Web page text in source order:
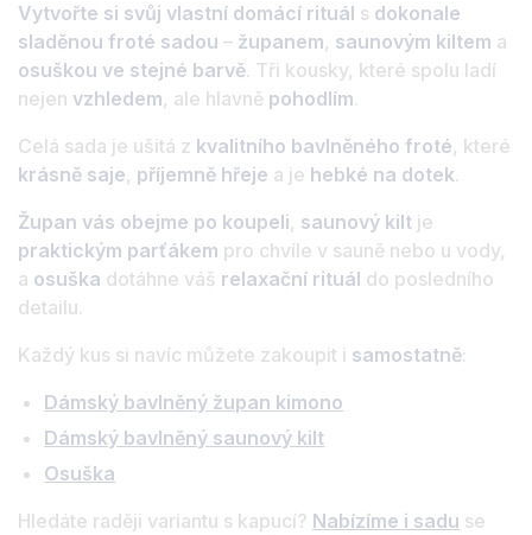
Vytvořte si svůj vlastní domácí rituál s dokonale
sladěnou froté sadou – županem, saunovým kiltem a
osuškou ve stejné barvě. Tři kousky, které spolu ladí
nejen vzhledem, ale hlavně pohodlím.
Celá sada je ušitá z kvalitního bavlněného froté, které
krásně saje, příjemně hřeje a je hebké na dotek.
Župan vás obejme po koupeli, saunový kilt je
praktickým parťákem pro chvíle v sauně nebo u vody,
a osuška dotáhne váš relaxační rituál do posledního
detailu.
Každý kus si navíc můžete zakoupit i samostatně:
Dámský bavlněný župan kimono
Dámský bavlněný saunový kilt
Osuška
Hledáte raději variantu s kapucí? Nabízíme i sadu se